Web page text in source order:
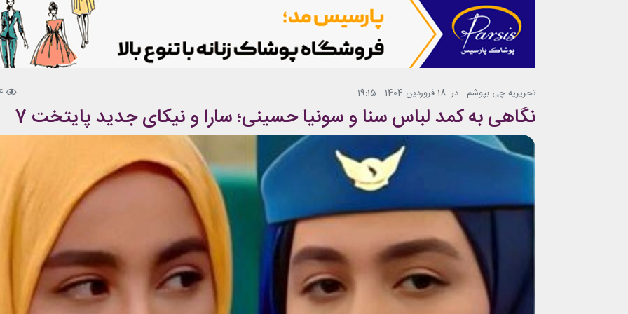
تحریریه چی بپوشم در 18 فروردین 1404 - 19:15
نگاهی به کمد لباس سنا و سونیا حسینی؛ سارا و نیکای جدید پایتخت 7